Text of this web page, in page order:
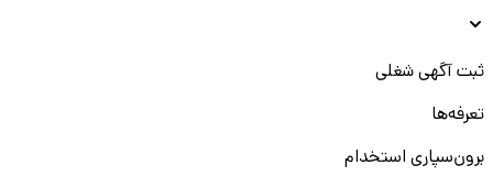
به بازار کار در قم ساده‌تر از همیشه خواهد بود. همین حالا بررسی
آگهی‌ها را آغاز کنید و قدم اول را برای استخدام در یکی از
پویاترین استان‌های کشور بردارید.
ثبت آگهی شغلی
تعرفه‌ها
برون‌سپاری استخدام